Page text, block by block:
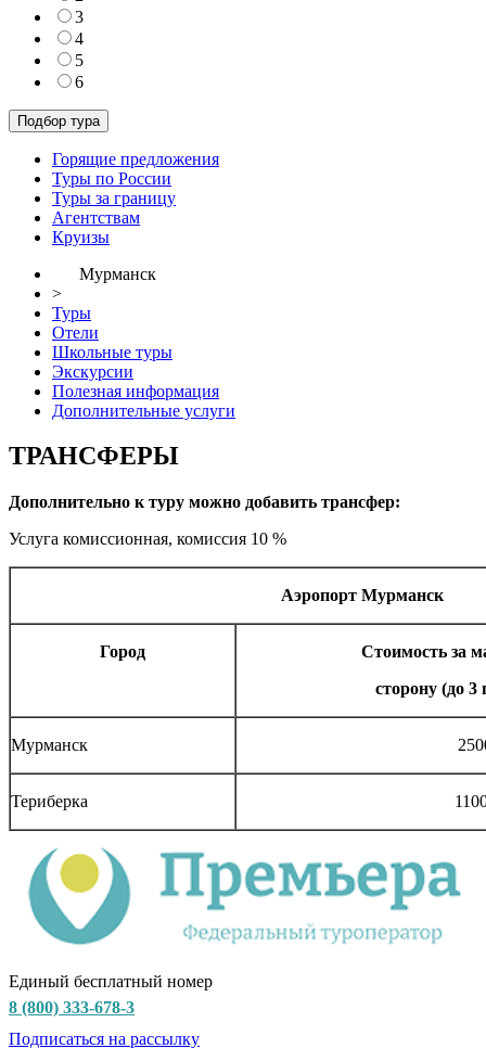
3
4
5
6
Горящие предложения
Туры по России
Туры за границу
Агентствам
Круизы
Мурманск
>
Туры
Отели
Школьные туры
Экскурсии
Полезная информация
Дополнительные услуги
ТРАНСФЕРЫ
Дополнительно к туру можно добавить трансфер:
Услуга комиссионная, комиссия 10 %
Аэропорт Мурманск
Город
Стоимость за
сторону (до 3
Мурманск
Териберка
Единый бесплатный номер
8 (800) 333-678-3
Подписаться на рассылку